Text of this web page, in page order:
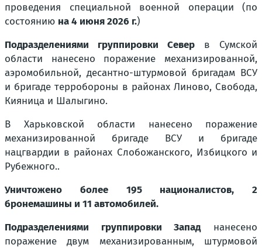
проведения специальной военной операции (по
состоянию на 4 июня 2026 г.)
Подразделениями группировки Север в Сумской
области нанесено поражение механизированной,
аэромобильной, десантно-штурмовой бригадам ВСУ
и бригаде терробороны в районах Линово, Свобода,
Кияница и Шалыгино.
В Харьковской области нанесено поражение
механизированной бригаде ВСУ и бригаде
нацгвардии в районах Слобожанского, Избицкого и
Рубежного..
Уничтожено более 195 националистов, 2
бронемашины и 11 автомобилей.
Подразделениями группировки Западнанесено
поражение двум механизированным, штурмовой